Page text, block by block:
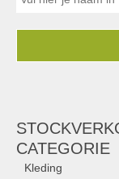
CATEGORIE
Kleding